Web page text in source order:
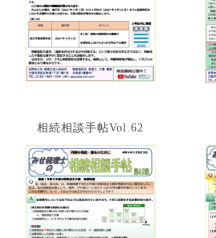
相続相談手帖Vol.62